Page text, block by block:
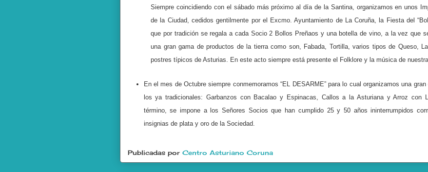
Siempre coincidiendo con el sábado más próximo al día de la Santina, organizamos en unos
de la Ciudad, cedidos gentilmente por el Excmo. Ayuntamiento de La Coruña, la Fiesta del
que por tradición se regala a cada Socio 2 Bollos Preñaos y una botella de vino, a la vez que
una gran gama de productos de la tierra como son, Fabada, Tortilla, varios tipos de Queso,
postres típicos de Asturias. En este acto siempre está presente el Folklore y la música de
En el mes de Octubre siempre conmemoramos “EL DESARME” para lo cual organizamos una
los ya tradicionales: Garbanzos con Bacalao y Espinacas, Callos a la Asturiana y Arroz con
término, se impone a los Señores Socios que han cumplido 25 y 50 años ininterrumpidos
insignias de plata y oro de la Sociedad.
Publicadas por Centro Asturiano Coruna